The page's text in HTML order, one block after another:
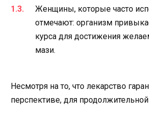
Женщины, которые часто
отмечают: организм
курса для достижения
мази.
Несмотря на то, что лекарство
перспективе, для